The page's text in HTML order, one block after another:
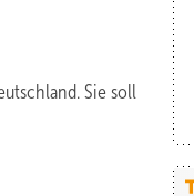
Sie soll